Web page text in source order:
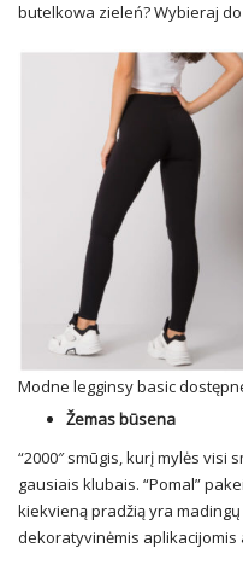
butelkowa zieleń? Wybieraj
Modne legginsy basic
Žemas būsena
“2000″ smūgis, kurį mylės visi
gausiais klubais. “Pomal”
kiekvieną pradžią yra
dekoratyvinėmis aplikacijomis